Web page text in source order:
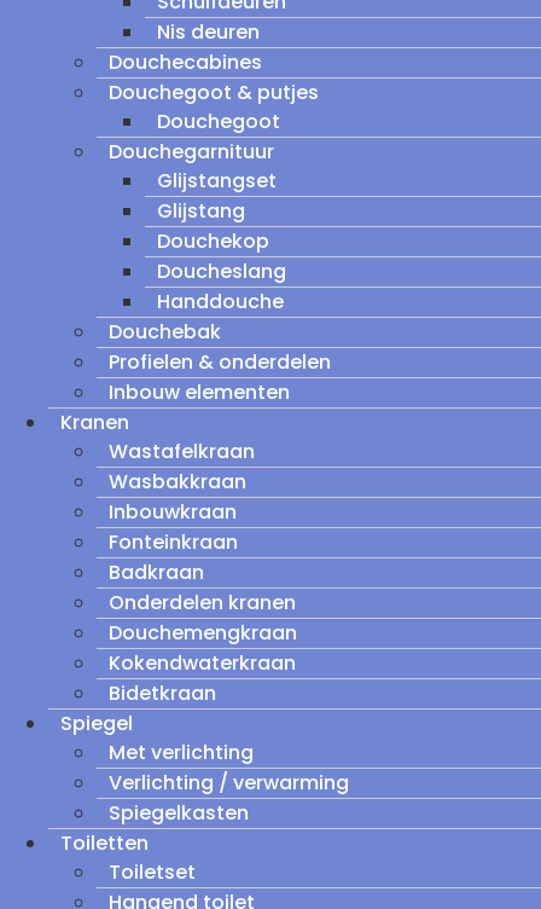
Nis deuren
Douchecabines
Douchegoot & putjes
Douchegoot
Douchegarnituur
Glijstangset
Glijstang
Douchekop
Doucheslang
Handdouche
Douchebak
Profielen & onderdelen
Inbouw elementen
Kranen
Wastafelkraan
Wasbakkraan
Inbouwkraan
Fonteinkraan
Badkraan
Onderdelen kranen
Douchemengkraan
Kokendwaterkraan
Bidetkraan
Spiegel
Met verlichting
Verlichting / verwarming
Spiegelkasten
Toiletten
Toiletset
Hangend toilet